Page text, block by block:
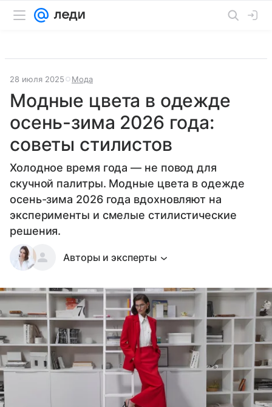
28 июля 2025 Мода
Модные цвета в одежде
осень-зима 2026 года:
советы стилистов
Холодное время года — не повод для
скучной палитры. Модные цвета в одежде
осень-зима 2026 года вдохновляют на
эксперименты и смелые стилистические
решения.
Авторы и эксперты